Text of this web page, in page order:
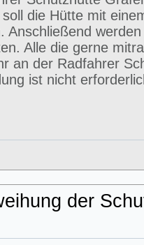
die Hütte mit
Anschließend
Alle die gerne
an der Radfahrer
ist nicht
der